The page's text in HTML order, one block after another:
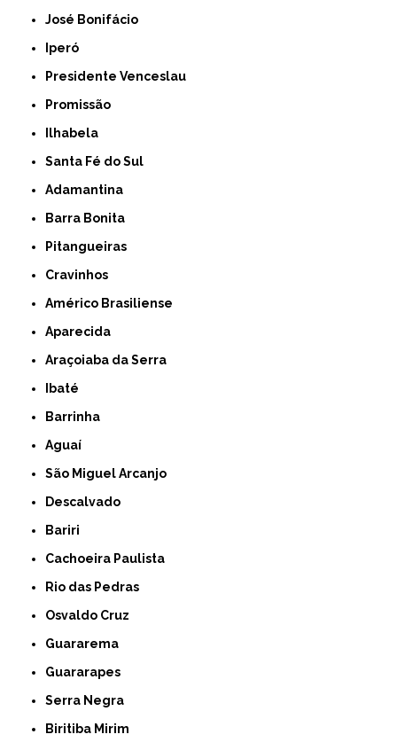
José Bonifácio
Iperó
Presidente Venceslau
Promissão
Ilhabela
Santa Fé do Sul
Adamantina
Barra Bonita
Pitangueiras
Cravinhos
Américo Brasiliense
Aparecida
Araçoiaba da Serra
Ibaté
Barrinha
Aguaí
São Miguel Arcanjo
Descalvado
Bariri
Cachoeira Paulista
Rio das Pedras
Osvaldo Cruz
Guararema
Guararapes
Serra Negra
Biritiba Mirim